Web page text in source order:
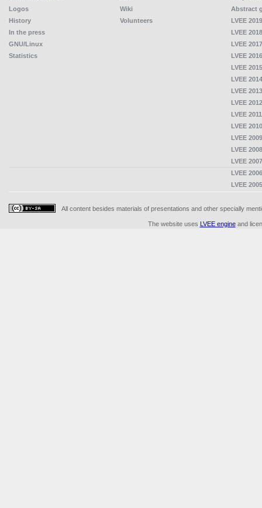
Logos
History
In the press
GNU/Linux
Statistics
Wiki
Volunteers
Abstract
LVEE
LVEE
LVEE
LVEE
LVEE
LVEE
LVEE
LVEE
LVEE
LVEE
LVEE
LVEE
LVEE
LVEE
LVEE
All content besides materials of presentations and other specially
The website uses LVEE engineand